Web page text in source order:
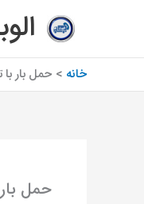
محتوا
الوبار
خانه حمل بار
حمل